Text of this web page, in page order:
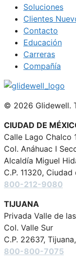
Soluciones
Clientes
Contacto
Educación
Carreras
Compañía
© 2026 Glidewell.
CIUDAD DE
Calle Lago Chalco
Col. Anáhuac I
Alcaldía Miguel
C.P. 11320,
800-212-9080
TIJUANA
Privada Valle de
Col. Valle Sur
C.P. 22637,
800-800-7075